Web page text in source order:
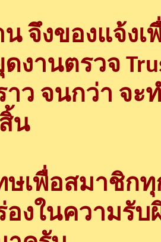
จึงของแจ้ง
งานตรวจ
ว จนกว่า จะ
น
ษเพื่อสมาชิก
องในความรั